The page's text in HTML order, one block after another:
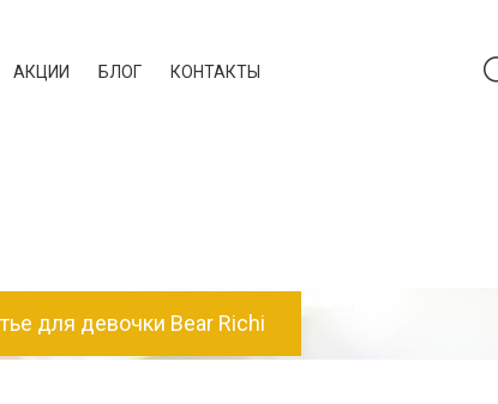
АКЦИИ БЛОГ КОНТАКТЫ
для девочки Bear Richi